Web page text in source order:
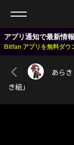
アプリ通知で最新情
Bitfan アプリを無料ダウ
あら
き組」